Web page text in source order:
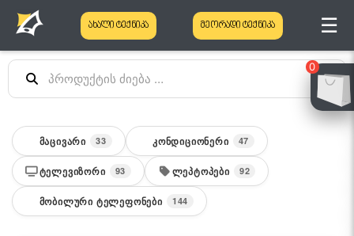
0
ახალი ტექნიკა მეორადი ტექნიკა ☰
ᲛᲐᲪᲘᲕᲐᲠᲘ 33 ᲙᲝᲜᲓᲘᲪᲘᲝᲜᲔᲠᲘ 47
ᲢᲔᲚᲔᲕᲘᲖᲝᲠᲘ 93 ᲚᲔᲞᲢᲝᲞᲔᲑᲘ 92
ᲛᲝᲑᲘᲚᲣᲠᲘ ᲢᲔᲚᲔᲤᲝᲜᲔᲑᲘ 144